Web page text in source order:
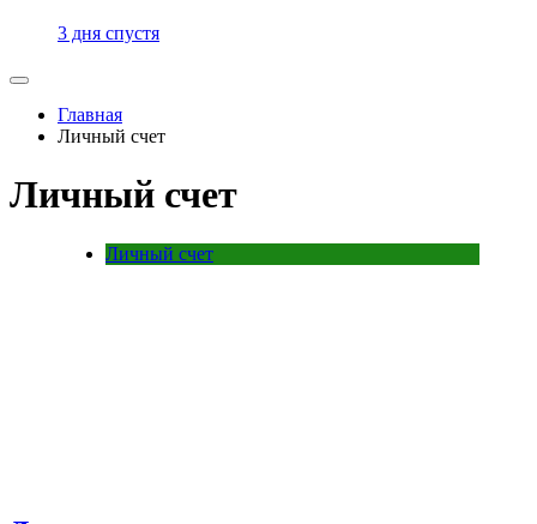
3 дня спустя
Главная
Личный счет
Личный счет
Личный счет